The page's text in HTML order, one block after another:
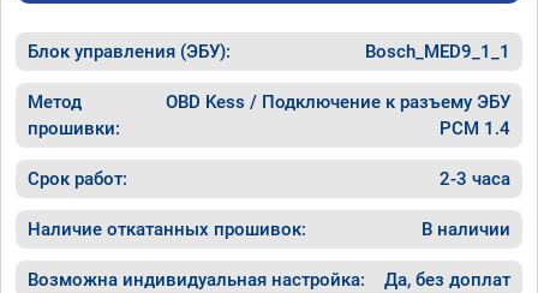
Блок управления (ЭБУ): Bosch_MED9_1_1
Метод
прошивки:
OBD Kess / Подключение к разъему ЭБУ
PCM 1.4
Срок работ: 2-3 часа
Наличие откатанных прошивок: В наличии
Возможна индивидуальная настройка: Да, без доплат